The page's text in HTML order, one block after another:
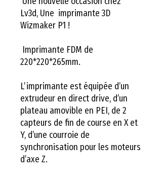
Lv3d, Une imprimante 3D
Wizmaker P1 !
Imprimante FDM de
220*220*265mm.
L’imprimante est équipée d’un
extrudeur en direct drive, d’un
plateau amovible en PEI, de 2
capteurs de fin de course en X et
Y, d’une courroie de
synchronisation pour les moteurs
d’axe Z.